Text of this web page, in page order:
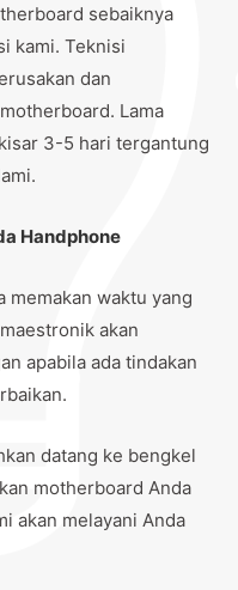
sebaiknya
kami. Teknisi
dan
Lama
3-5 hari tergantung
Handphone
memakan waktu yang
akan
apabila ada tindakan
datang ke bengkel
motherboard Anda
akan melayani Anda